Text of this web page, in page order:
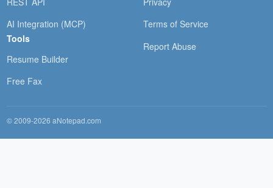
AI Integration (MCP)
Tools
Resume Builder
Free Fax
Terms of Service
Report Abuse
© 2009-2026 aNotepad.com